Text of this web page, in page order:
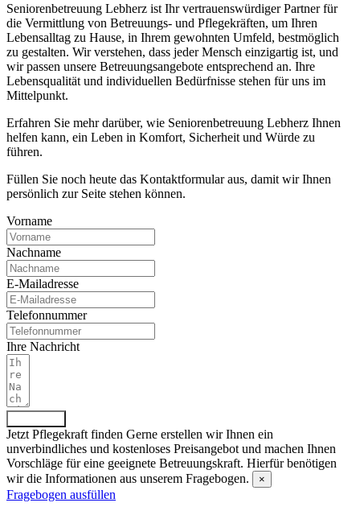
Seniorenbetreuung Lebherz ist Ihr vertrauenswürdiger Partner für
die Vermittlung von Betreuungs- und Pflegekräften, um Ihren
Lebensalltag zu Hause, in Ihrem gewohnten Umfeld, bestmöglich
zu gestalten. Wir verstehen, dass jeder Mensch einzigartig ist, und
wir passen unsere Betreuungsangebote entsprechend an. Ihre
Lebensqualität und individuellen Bedürfnisse stehen für uns im
Mittelpunkt.
Erfahren Sie mehr darüber, wie Seniorenbetreuung Lebherz Ihnen
helfen kann, ein Leben in Komfort, Sicherheit und Würde zu
führen.
Füllen Sie noch heute das Kontaktformular aus, damit wir Ihnen
persönlich zur Seite stehen können.
Vorname
Nachname
E-Mailadresse
Telefonnummer
Ihre Nachricht
Jetzt Pflegekraft finden Gerne erstellen wir Ihnen ein
unverbindliches und kostenloses Preisangebot und machen Ihnen
Vorschläge für eine geeignete Betreuungskraft. Hierfür benötigen
wir die Informationen aus unserem Fragebogen.
×
Fragebogen ausfüllen